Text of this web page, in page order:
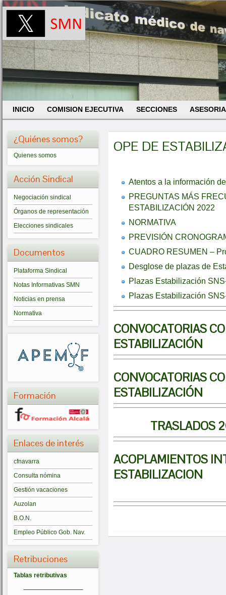
INICIO COMISION EJECUTIVA SECCIONES
¿Quiénes somos?
Quienes somos
Acción Sindical
Negociación sindical
Órganos de representación
Elecciones sindicales
Documentos
Plataforma Sindical
Notas Informativas SMN
Noticias en prensa
Normativa
Formación
Enlaces de interés
cfnavarra
Consulta nómina
Gestión vacaciones
Auzolan
B.O.N.
Empleo Público Gob. Nav.
Retribuciones
Tablas retributivas
OPE DE
Atentos a la información
PREGUNTAS MÁS
ESTABILIZACIÓN 2022
NORMATIVA
PREVISIÓN
CUADRO RESUMEN –
Desglose de plazas de
Plazas Estabilización
Plazas Estabilización
CONVOCATORIAS
ESTABILIZACIÓN
CONVOCATORIAS
ESTABILIZACIÓN
TRASLADOS
ACOPLAMIENTOS
ESTABILIZACION